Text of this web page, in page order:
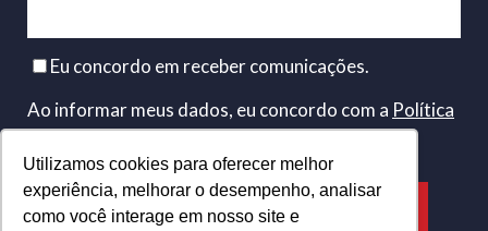
Utilizamos cookies para oferecer melhor
experiência, melhorar o desempenho, analisar
como você interage em nosso site e
Eu concordo em receber comunicações.
Ao informar meus dados, eu concordo com a Política
de Privacidade.
SOLICITE CONTATO